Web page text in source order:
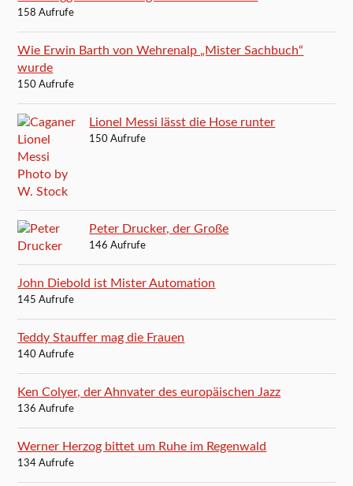
158 Aufrufe
Wie Erwin Barth von Wehrenalp „Mister Sachbuch“
wurde
150 Aufrufe
Lionel Messi lässt die Hose runter
150 Aufrufe
Peter Drucker, der Große
146 Aufrufe
John Diebold ist Mister Automation
145 Aufrufe
Teddy Stauffer mag die Frauen
140 Aufrufe
Ken Colyer, der Ahnvater des europäischen Jazz
136 Aufrufe
Werner Herzog bittet um Ruhe im Regenwald
134 Aufrufe